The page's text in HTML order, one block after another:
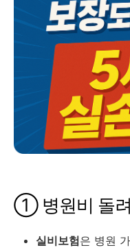
① 병원비 돌
실비보험은 병원